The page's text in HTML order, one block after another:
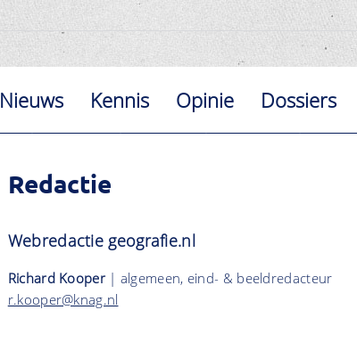
Nieuws Kennis Opinie Dossiers
Redactie
Webredactie geografie.nl
Richard Kooper | algemeen, eind- & beeldredacteur
r.kooper@knag.nl